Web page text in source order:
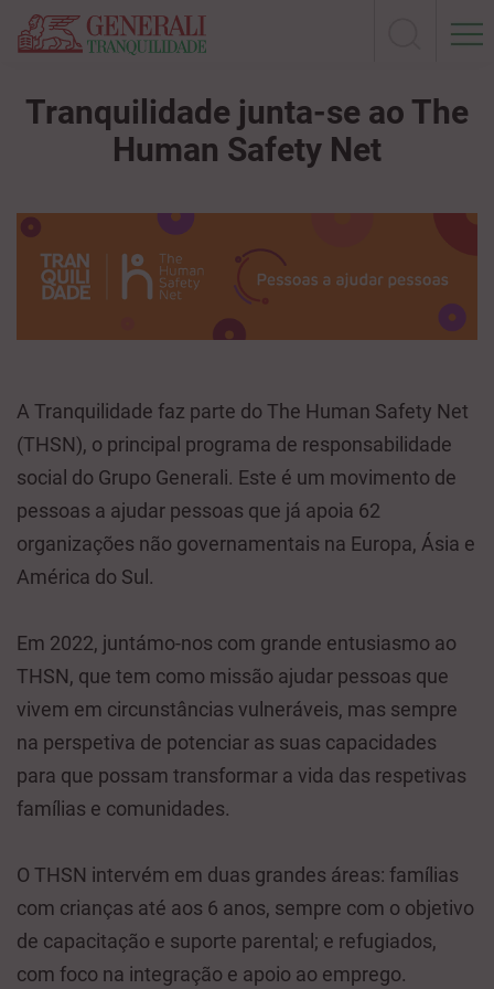
Tranquilidade junta-se ao The
Human Safety Net
A Tranquilidade faz parte do The Human Safety Net
(THSN), o principal programa de responsabilidade
social do Grupo Generali. Este é um movimento de
pessoas a ajudar pessoas que já apoia 62
organizações não governamentais na Europa, Ásia e
América do Sul.
Em 2022, juntámo-nos com grande entusiasmo ao
THSN, que tem como missão ajudar pessoas que
vivem em circunstâncias vulneráveis, mas sempre
na perspetiva de potenciar as suas capacidades
para que possam transformar a vida das respetivas
famílias e comunidades.
O THSN intervém em duas grandes áreas: famílias
com crianças até aos 6 anos, sempre com o objetivo
de capacitação e suporte parental; e refugiados,
com foco na integração e apoio ao emprego.